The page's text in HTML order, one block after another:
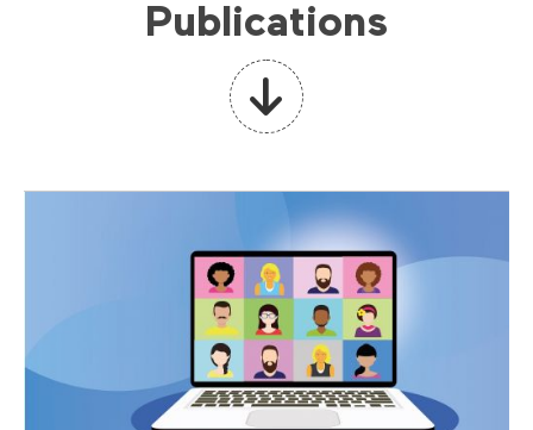
Publications